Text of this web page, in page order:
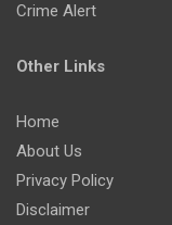
Crime Alert
Other Links
Home
About Us
Privacy Policy
Disclaimer